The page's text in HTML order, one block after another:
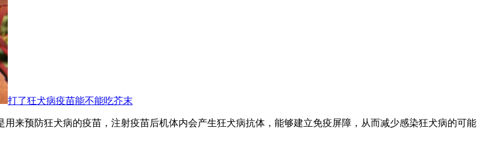
打了狂犬病疫苗能不能吃芥末
来预防狂犬病的疫苗，注射疫苗后机体内会产生狂犬病抗体，能够建立免疫屏障，从而减少感染狂犬病的可能